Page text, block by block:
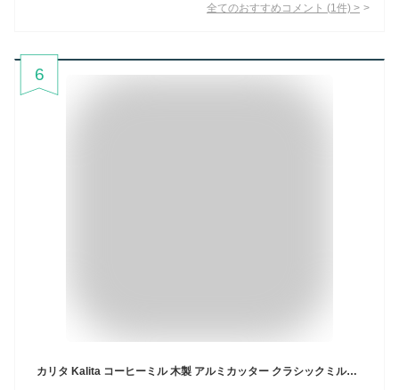
全てのおすすめコメント (1 件) >
6
カリタ Kalita コーヒーミル 木製 アルミカッター クラシックミルNA ナチュラル 粗さ調整可能 手挽きコーヒーミル #42201 グラインダー ハンドミル 手動 コーヒー初心者 小型 持ち運び 登山 カフェ インテリア レトロ 昭和 北欧 おしゃれ キャンプ アウトドア 喫茶店 ア